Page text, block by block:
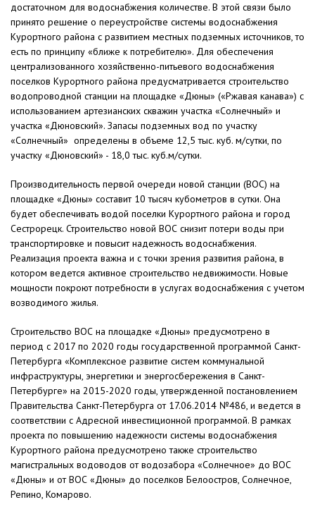
достаточном для водоснабжения количестве. В этой связи было
принято решение о переустройстве системы водоснабжения
Курортного района с развитием местных подземных источников, то
есть по принципу «ближе к потребителю». Для обеспечения
централизованного хозяйственно-питьевого водоснабжения
поселков Курортного района предусматривается строительство
водопроводной станции на площадке «Дюны» («Ржавая канава») с
использованием артезианских скважин участка «Солнечный» и
участка «Дюновский». Запасы подземных вод по участку
«Солнечный» определены в объеме 12,5 тыс. куб. м/сутки, по
участку «Дюновский» - 18,0 тыс. куб.м/сутки.
Производительность первой очереди новой станции (ВОС) на
площадке «Дюны» составит 10 тысяч кубометров в сутки. Она
будет обеспечивать водой поселки Курортного района и город
Сестрорецк. Строительство новой ВОС снизит потери воды при
транспортировке и повысит надежность водоснабжения.
Реализация проекта важна и с точки зрения развития района, в
котором ведется активное строительство недвижимости. Новые
мощности покроют потребности в услугах водоснабжения с учетом
возводимого жилья.
Строительство ВОС на площадке «Дюны» предусмотрено в
период с 2017 по 2020 годы государственной программой Санкт-
Петербурга «Комплексное развитие систем коммунальной
инфраструктуры, энергетики и энергосбережения в Санкт-
Петербурге» на 2015-2020 годы, утвержденной постановлением
Правительства Санкт-Петербурга от 17.06.2014 №486, и ведется в
соответствии с Адресной инвестиционной программой. В рамках
проекта по повышению надежности системы водоснабжения
Курортного района предусмотрено также строительство
магистральных водоводов от водозабора «Солнечное» до ВОС
«Дюны» и от ВОС «Дюны» до поселков Белоостров, Солнечное,
Репино, Комарово.